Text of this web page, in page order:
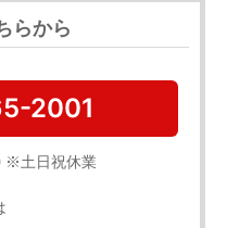
らから
2001
※土日祝休業